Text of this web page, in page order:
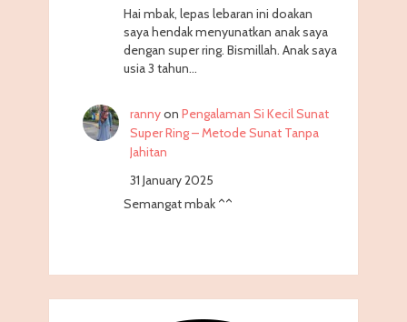
Hai mbak, lepas lebaran ini doakan
saya hendak menyunatkan anak saya
dengan super ring. Bismillah. Anak saya
usia 3 tahun…
rannyon Pengalaman Si Kecil Sunat
Super Ring – Metode Sunat Tanpa
Jahitan
31 January 2025
Semangat mbak ^^